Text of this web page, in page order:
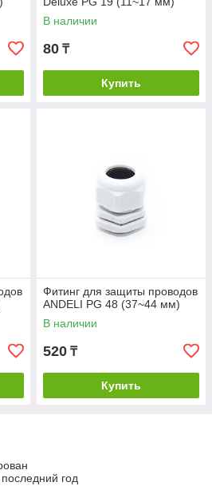
веществ.
материал.
подходят фитинги из
пластика с высокой степенью
подтверждающие их
В наличии
80 ₸
Купить
Фитинг для защиты проводов
ANDELI PG 48 (37~44 мм)
В наличии
520 ₸
Купить
год